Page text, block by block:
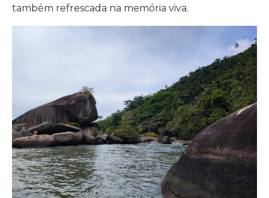
também refrescada na memória viva.